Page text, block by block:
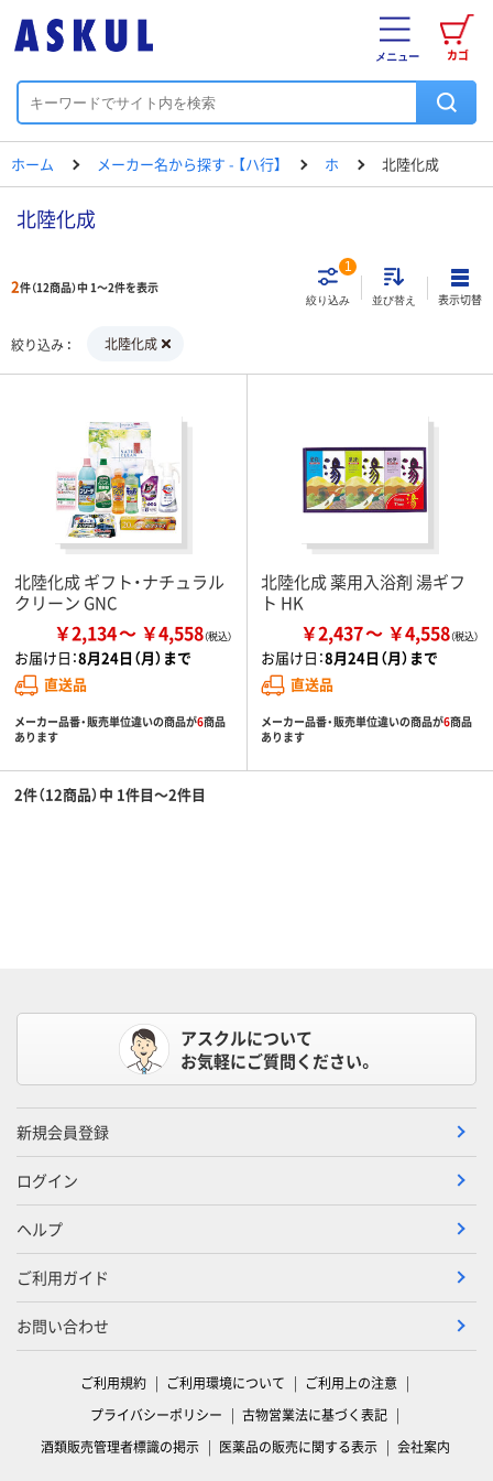
カゴ
メニュー
ホーム メーカー名から探す - 【ハ行】 ホ 北陸化成
北陸化成
2件（12商品）中 1～2件を表示
絞り込み
1
並び替え 表示切替
絞り込み 北陸化成
北陸化成 ギフト・ナチュラル
クリーン GNC
￥2,134 ￥4,558
お届け日：8月24日（月）まで
直送品
メーカー品番・販売単位違いの商品が6商品
あります
北陸化成 薬用入浴剤 湯ギフ
ト HK
￥2,437 ￥4,558
お届け日：8月24日（月）まで
直送品
メーカー品番・販売単位違いの商品が6商品
あります
2件（12商品）中 1件目～2件目
アスクルについて
お気軽にご質問ください。
新規会員登録
ログイン
ヘルプ
ご利用ガイド
お問い合わせ
ご利用規約 ご利用環境について
ご利用上の注意
プライバシーポリシー
古物営業法に基づく表記
酒類販売管理者標識の掲示
医薬品の販売に関する表示 会社案内